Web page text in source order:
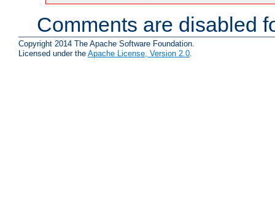
Comments are disabled
Copyright 2014 The Apache Software Foundation.
Licensed under the Apache License, Version 2.0